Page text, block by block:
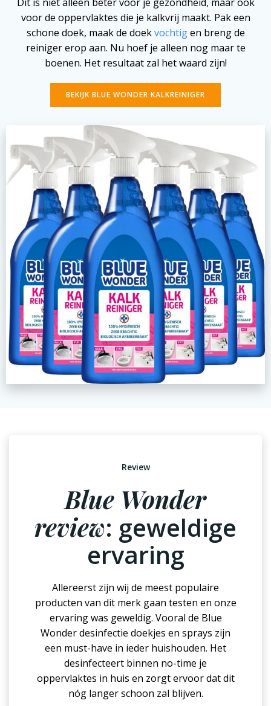
voor de oppervlaktes die je kalkvrij maakt. Pak een
schone doek, maak de doekvochtigen breng de
reiniger erop aan. Nu hoef je alleen nog maar te
boenen. Het resultaat zal het waard zijn!
BEKIJK BLUE WONDER KALKREINIGER
Review
Blue Wonder
review: geweldige
ervaring
Allereerst zijn wij de meest populaire
producten van dit merk gaan testen en onze
ervaring was geweldig. Vooral de Blue
Wonder desinfectie doekjes en sprays zijn
een must-have in ieder huishouden. Het
desinfecteert binnen no-time je
oppervlaktes in huis en zorgt ervoor dat dit
nóg langer schoon zal blijven.